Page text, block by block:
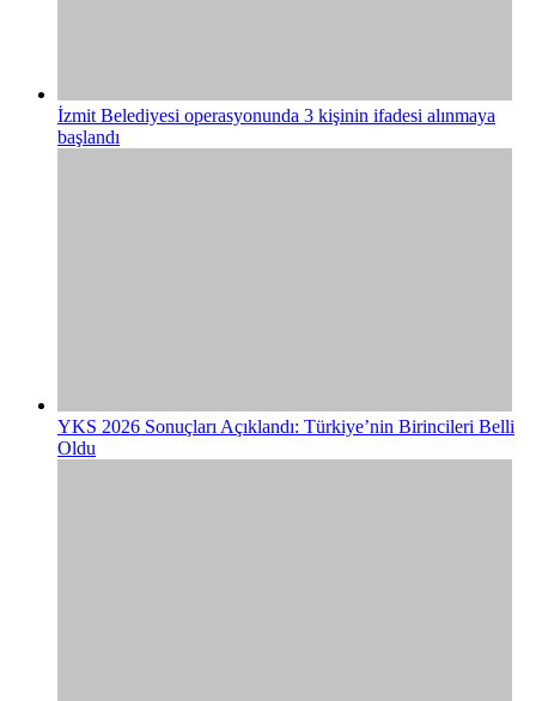
İzmit Belediyesi operasyonunda 3 kişinin ifadesi alınmaya
başlandı
YKS 2026 Sonuçları Açıklandı: Türkiye’nin Birincileri Belli
Oldu